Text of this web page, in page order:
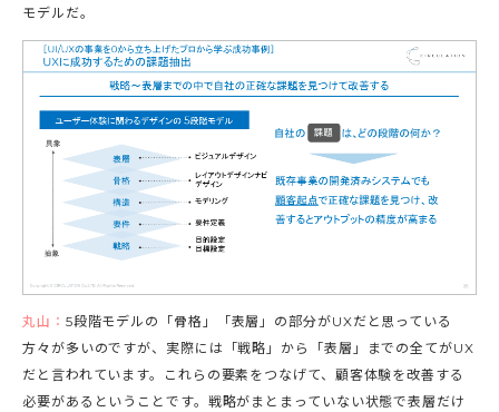
モデルだ。
丸山： 5段階モデルの「骨格」「表層」の部分がUXだと思っている
方々が多いのですが、実際には「戦略」から「表層」までの全てがUX
だと言われています。これらの要素をつなげて、顧客体験を改善する
必要があるということです。戦略がまとまっていない状態で表層だけ